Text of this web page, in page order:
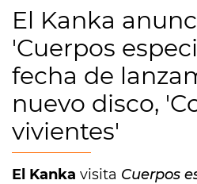
El Kanka
'Cuerpos
fecha de
nuevo disco,
vivientes'
El Kanka visita Cuerpos